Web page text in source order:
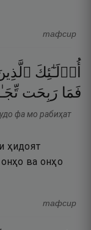
тафсир
أُو۟لَـٰٓئِكَ
فَمَا رَبِحَت
фа мо рабиҳат
ҳидоят
ва онҳо
тафсир